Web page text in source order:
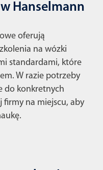
Hanselmann
oferują
na wózki
standardami, które
W razie potrzeby
do konkretnych
firmy na miejscu, aby